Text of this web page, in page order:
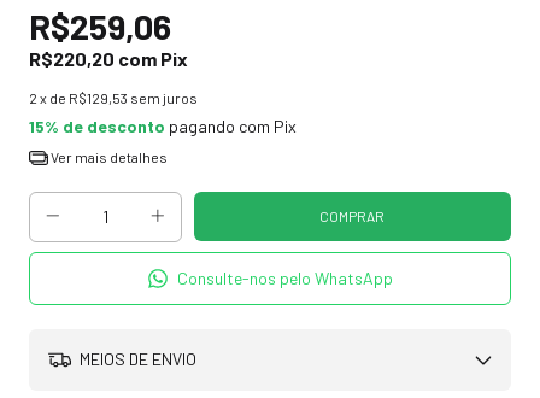
R$259,06
R$220,20 com Pix
2 x de R$129,53 sem juros
15% de desconto pagando com Pix
Ver mais detalhes
Consulte-nos pelo WhatsApp
MEIOS DE ENVIO